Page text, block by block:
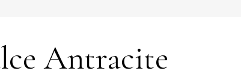
Antracite